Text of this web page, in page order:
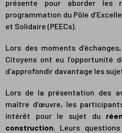
présente pour aborder les
programmation du Pôle
et Solidaire (PEECs).
Lors des moments
Citoyens ont eu l’opportunité
d’approfondir davantage les
Lors de la présentation des
maître d’œuvre, les
intérêt pour le sujet du
construction. Leurs